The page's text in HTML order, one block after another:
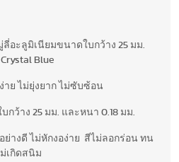
ลี่อะลูมิเนียมขนาดใบกว้าง 25 มม.
Blue
ย ไม่ยุ่งยาก ไม่ซับซ้อน
ว้าง 25 มม. และหนา 0.18 มม.
ย่างดี ไม่หักงอง่าย สีไม่ลอกร่อน ทน
เกิดสนิม